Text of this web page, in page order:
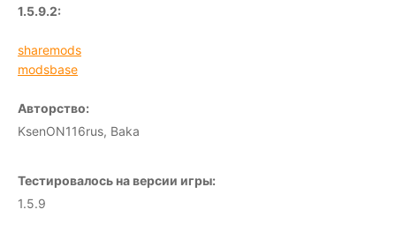
1.5.9.2:
sharemods
modsbase
Авторство:
KsenON116rus, Baka
Тестировалось на версии игры:
1.5.9